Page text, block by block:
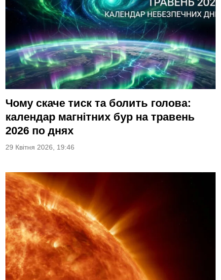
Чому скаче тиск та болить голова:
календар магнітних бур на травень
2026 по днях
29 Квітня 2026, 19:46